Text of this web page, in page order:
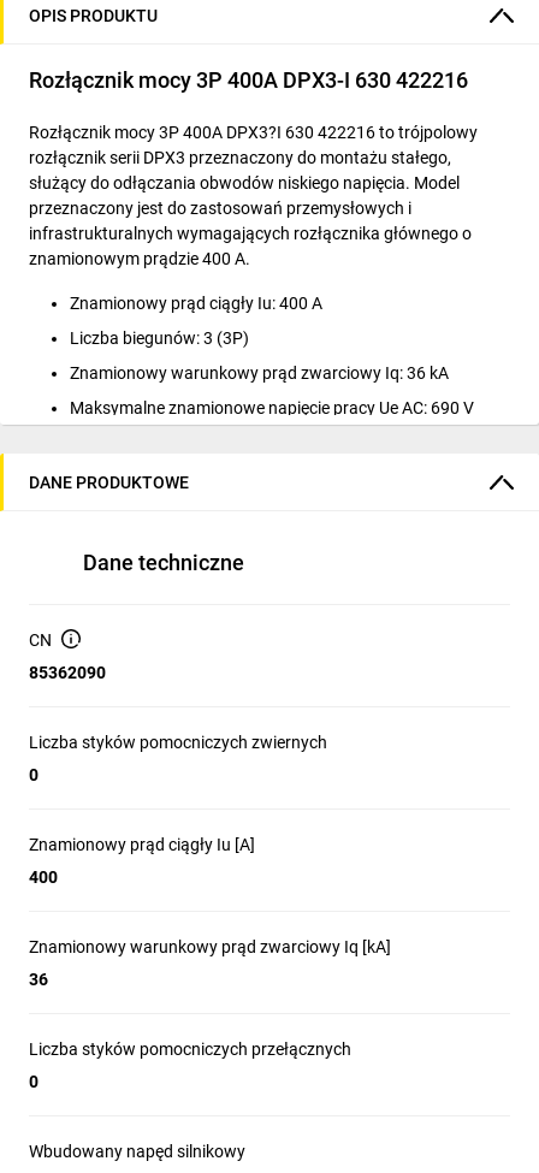
OPIS PRODUKTU
Rozłącznik mocy 3P 400A DPX3-I 630 422216
Rozłącznik mocy 3P 400A DPX3?I 630 422216 to trójpolowy
rozłącznik serii DPX3 przeznaczony do montażu stałego,
służący do odłączania obwodów niskiego napięcia. Model
przeznaczony jest do zastosowań przemysłowych i
infrastrukturalnych wymagających rozłącznika głównego o
znamionowym prądzie 400 A.
Znamionowy prąd ciągły Iu: 400 A
Liczba biegunów: 3 (3P)
Znamionowy warunkowy prąd zwarciowy Iq: 36 kA
Maksymalne znamionowe napięcie pracy Ue AC: 690 V
Rodzaj przyłącza obwodu głównego: połączenie śrubowe
stałe)
przełącznych)
Brak mechanizmu ryglującego; brak wbudowanego i
w standardowych tablicach rozdzielczych; montaż stały
akcesoria montażowe) — szczegóły w dokumentacji
Izolacja obwodów przed pracami serwisowymi i
prądzie do 400 A i zdolności zwarciowej 36 kA
DANE PRODUKTOWE
Dane techniczne
CN
85362090
Liczba styków pomocniczych zwiernych
0
Znamionowy prąd ciągły Iu [A]
400
Znamionowy warunkowy prąd zwarciowy Iq [kA]
36
Liczba styków pomocniczych przełącznych
0
Wbudowany napęd silnikowy